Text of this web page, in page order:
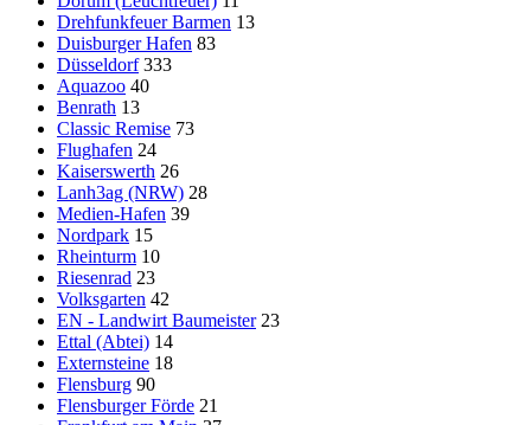
Drehfunkfeuer Barmen 13
Duisburger Hafen 83
Düsseldorf 333
Aquazoo 40
Benrath 13
Classic Remise 73
Flughafen 24
Kaiserswerth 26
Lanh3ag (NRW) 28
Medien-Hafen 39
Nordpark 15
Rheinturm 10
Riesenrad 23
Volksgarten 42
EN - Landwirt Baumeister 23
Ettal (Abtei) 14
Externsteine 18
Flensburg 90
Flensburger Förde 21